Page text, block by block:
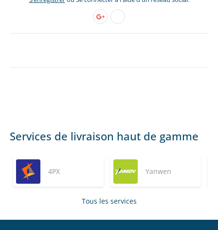
Services de livraison haut de gamme
4PX Yanwen
Tous les services